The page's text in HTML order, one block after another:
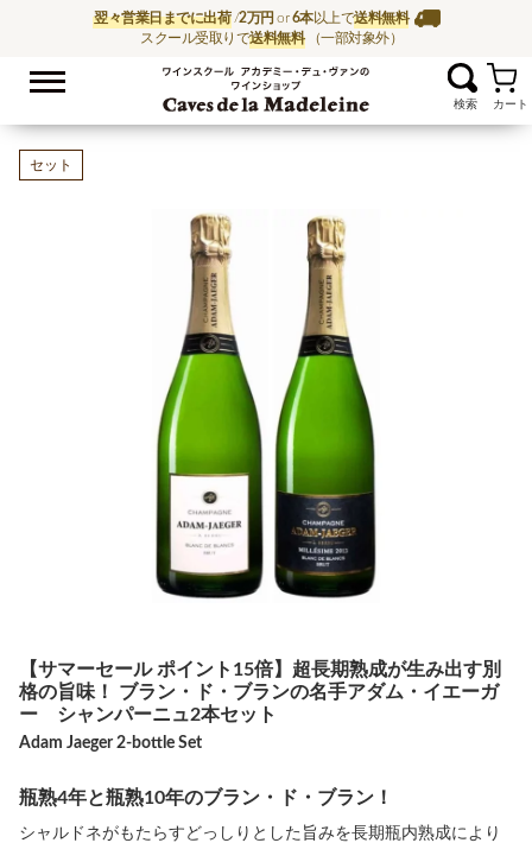
翌々営業日までに出荷/2万円 or6本以上で送料無料
スクール受取りで送料無料 （一部対象外）
ワイン通販ならワイ
お気に入
セット
【サマーセール ポイント15倍】超長期熟成が生み出す別
格の旨味！ ブラン・ド・ブランの名手アダム・イエーガ
ー シャンパーニュ2本セット
Adam Jaeger 2-bottle Set
瓶熟4年と瓶熟10年のブラン・ド・ブラン！
シャルドネがもたらすどっしりとした旨みを長期瓶内熟成により